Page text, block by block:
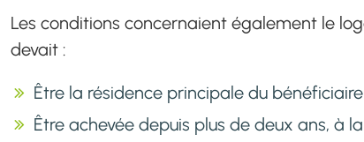
Les conditions concernaient également le
devait :
Être la résidence principale du bénéficiaire
Être achevée depuis plus de deux ans, à